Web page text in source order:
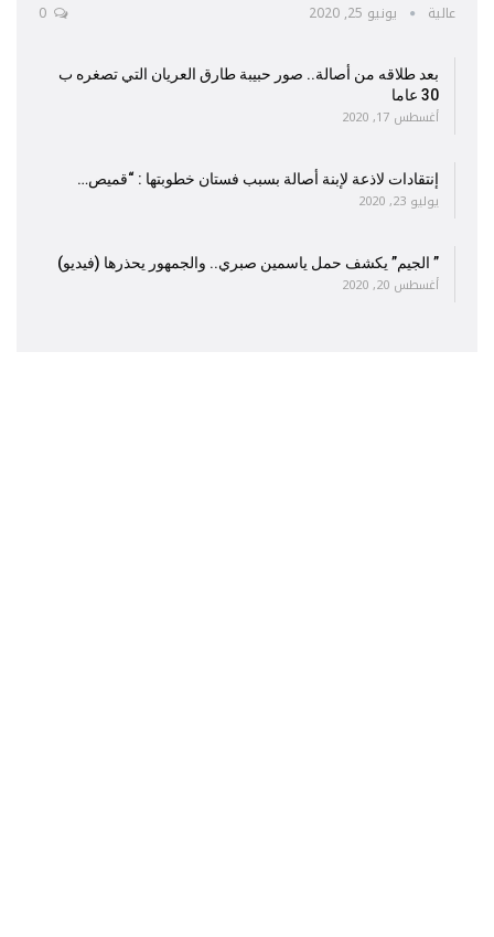
عالية يونيو 25, 2020
بعد طلاقه من أصالة.. صور حبيبة طارق العريان التي تصغره ب
30 عاما
أغسطس 17, 2020
إنتقادات لاذعة لإبنة أصالة بسبب فستان خطوبتها : “قميص…
يوليو 23, 2020
” الجيم” يكشف حمل ياسمين صبري.. والجمهور يحذرها (فيديو)
أغسطس 20, 2020